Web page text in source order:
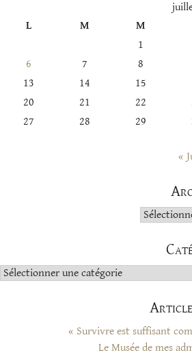
L
M M
1
6
7 8
13
14 15
20
21 22
27
28 29
«
Archives
Catégories
« Survivre est suffisant
Le Musée de mes